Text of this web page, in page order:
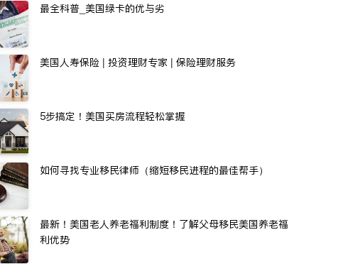
最全科普_美国绿卡的优与劣
美国人寿保险 | 投资理财专家 | 保险理财服务
5步搞定！美国买房流程轻松掌握
如何寻找专业移民律师（缩短移民进程的最佳帮手）
最新！美国老人养老福利制度！了解父母移民美国养老福
利优势